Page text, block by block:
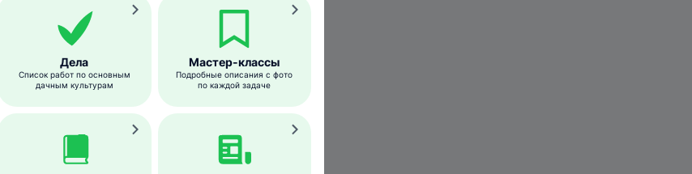
3 4
Гнездование
Дела
Список работ по основным
дачным культурам
Мастер-классы
Подробные описания с фото
по каждой задаче